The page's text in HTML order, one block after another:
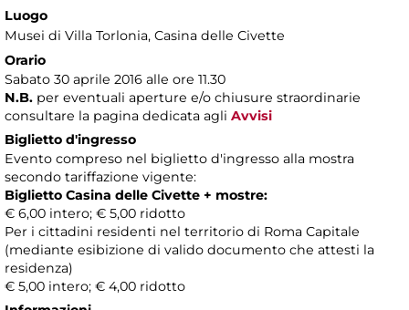
Luogo
Musei di Villa Torlonia, Casina delle Civette
Orario
Sabato 30 aprile 2016 alle ore 11.30
N.B. per eventuali aperture e/o chiusure straordinarie
consultare la pagina dedicata agli Avvisi
Biglietto d'ingresso
Evento compreso nel biglietto d'ingresso alla mostra
secondo tariffazione vigente:
Biglietto Casina delle Civette + mostre:
€ 6,00 intero; € 5,00 ridotto
Per i cittadini residenti nel territorio di Roma Capitale
(mediante esibizione di valido documento che attesti la
residenza)
€ 5,00 intero; € 4,00 ridotto